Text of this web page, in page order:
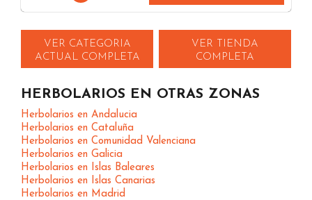
VER CATEGORIA
ACTUAL COMPLETA
VER TIENDA
COMPLETA
HERBOLARIOS EN OTRAS ZONAS
Herbolarios en Andalucia
Herbolarios en Cataluña
Herbolarios en Comunidad Valenciana
Herbolarios en Galicia
Herbolarios en Islas Baleares
Herbolarios en Islas Canarias
Herbolarios en Madrid